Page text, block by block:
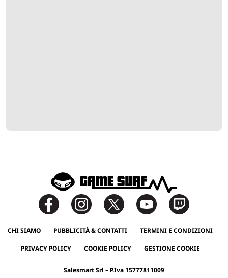
CHI SIAMO PUBBLICITÀ & CONTATTI TERMINI E CONDIZIONI
PRIVACY POLICY COOKIE POLICY GESTIONE COOKIE
Salesmart Srl – P.Iva 15777811009